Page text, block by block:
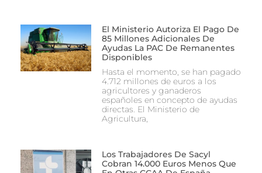
El Ministerio Autoriza El Pago De
85 Millones Adicionales De
Ayudas La PAC De Remanentes
Disponibles
Hasta el momento, se han pagado
4.712 millones de euros a los
agricultores y ganaderos
españoles en concepto de ayudas
directas. El Ministerio de
Agricultura,
Los Trabajadores De Sacyl
Cobran 14.000 Euros Menos Que